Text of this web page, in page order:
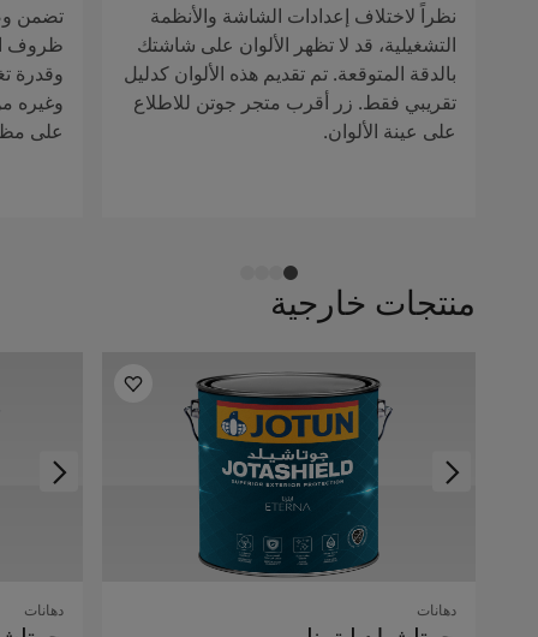
نظراً لاختلاف إعدادات الشاشة والأنظمة
التشغيلية، قد لا تظهر الألوان على شاشتك
بالدقة المتوقعة. تم تقديم هذه الألوان كدليل
تقريبي فقط. زر أقرب متجر جوتن للاطلاع
على عينة الألوان.
تضمن
ظروف
وقدرة
وغيره
على
منتجات خارجية
دهانات دهانات